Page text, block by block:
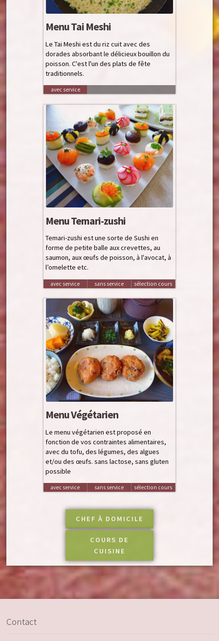
Menu Tai Meshi
Le Tai Meshi est du riz cuit avec des
dorades absorbant le délicieux bouillon du
poisson. C'est l'un des plats de fête
traditionnels.
avec service
Menu Temari-zushi
Temari-zushi est une sorte de Sushi en
forme de petite balle aux crevettes, au
saumon, aux œufs de poisson, à l'avocat, à
l’omelette etc.
avec service sans service sélection cours
Menu Végétarien
Le menu végétarien est proposé en
fonction de vos contraintes alimentaires,
avec du tofu, des légumes, des algues
et/ou des œufs. sans lactose, sans gluten
possible
avec service sans service sélection cours
CHEF À DOMICILE
COURS DE
CUISINE
Contact